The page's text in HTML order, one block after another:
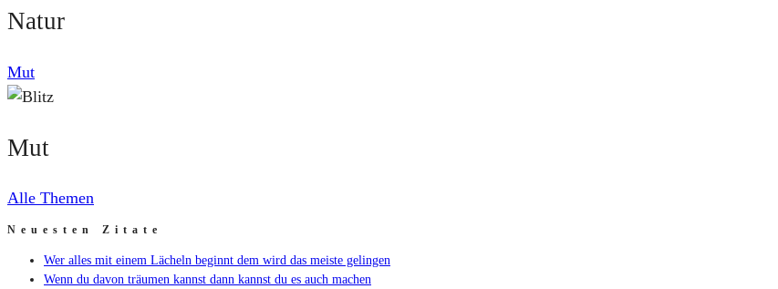
Natur
Mut
Mut
Alle Themen
Neuesten Zitate
Wer alles mit einem Lächeln beginnt dem wird das meiste gelingen
Wenn du davon träumen kannst dann kannst du es auch machen